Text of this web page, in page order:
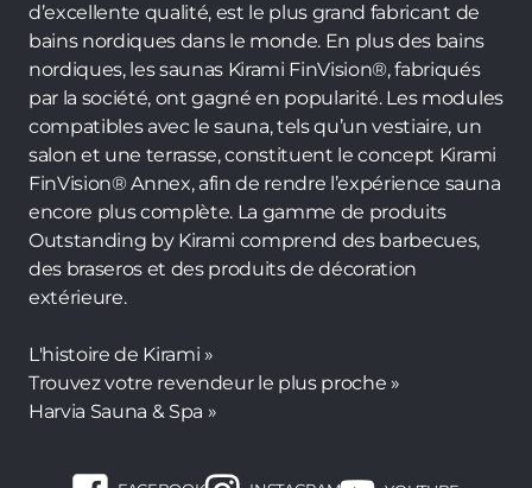
d’excellente qualité, est le plus grand fabricant de
bains nordiques dans le monde. En plus des bains
nordiques, les saunas Kirami FinVision®, fabriqués
par la société, ont gagné en popularité. Les modules
compatibles avec le sauna, tels qu’un vestiaire, un
salon et une terrasse, constituent le concept Kirami
FinVision® Annex, afin de rendre l’expérience sauna
encore plus complète. La gamme de produits
Outstanding by Kirami comprend des barbecues,
des braseros et des produits de décoration
extérieure.
L'histoire de Kirami »
Trouvez votre revendeur le plus proche »
Harvia Sauna & Spa »